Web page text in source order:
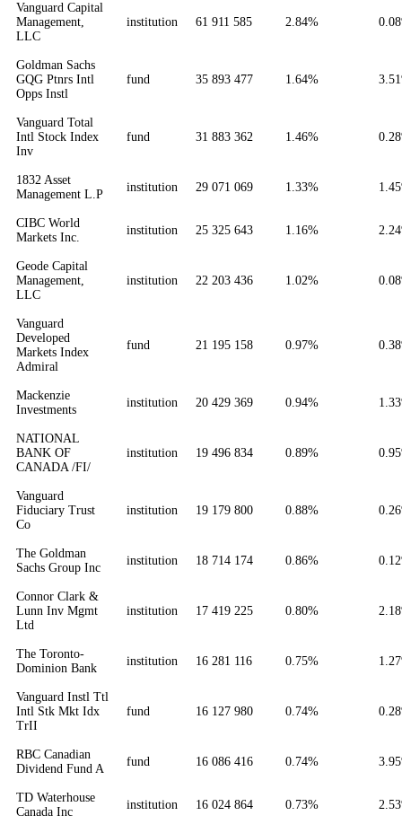
Vanguard Capital
Management,
LLC
institution 61 911 585 2.84%
Goldman Sachs
GQG Ptnrs Intl
Opps Instl
fund 35 893 477 1.64%
Vanguard Total
Intl Stock Index
Inv
fund 31 883 362 1.46%
1832 Asset
Management L.P
institution 29 071 069 1.33%
CIBC World
Markets Inc.
institution 25 325 643 1.16%
Geode Capital
Management,
LLC
institution 22 203 436 1.02%
Vanguard
Developed
Markets Index
Admiral
fund 21 195 158 0.97%
Mackenzie
Investments
institution 20 429 369 0.94%
NATIONAL
BANK OF
CANADA /FI/
institution 19 496 834 0.89%
Vanguard
Fiduciary Trust
Co
institution 19 179 800 0.88%
The Goldman
Sachs Group Inc
institution 18 714 174 0.86%
Connor Clark &
Lunn Inv Mgmt
Ltd
institution 17 419 225 0.80%
The Toronto-
Dominion Bank
institution 16 281 116 0.75%
Vanguard Instl Ttl
Intl Stk Mkt Idx
TrII
fund 16 127 980 0.74%
RBC Canadian
Dividend Fund A
fund 16 086 416 0.74%
TD Waterhouse
Canada Inc
institution 16 024 864 0.73%